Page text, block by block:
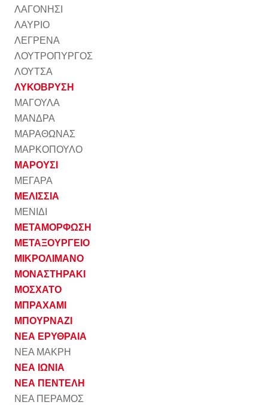
ΛΑΓΟΝΗΣΙ
ΛΑΥΡΙΟ
ΛΕΓΡΕΝΑ
ΛΟΥΤΡΟΠΥΡΓΟΣ
ΛΟΥΤΣΑ
ΛΥΚΟΒΡΥΣΗ
ΜΑΓΟΥΛΑ
ΜΑΝΔΡΑ
ΜΑΡΑΘΩΝΑΣ
ΜΑΡΚΟΠΟΥΛΟ
ΜΑΡΟΥΣΙ
ΜΕΓΑΡΑ
ΜΕΛΙΣΣΙΑ
ΜΕΝΙΔΙ
ΜΕΤΑΜΟΡΦΩΣΗ
ΜΕΤΑΞΟΥΡΓΕΙΟ
ΜΙΚΡΟΛΙΜΑΝΟ
ΜΟΝΑΣΤΗΡΑΚΙ
ΜΟΣΧΑΤΟ
ΜΠΡΑΧΑΜΙ
ΜΠΟΥΡΝΑΖΙ
ΝΕΑ ΕΡΥΘΡΑΙΑ
ΝΕΑ ΜΑΚΡΗ
ΝΕΑ ΙΩΝΙΑ
ΝΕΑ ΠΕΝΤΕΛΗ
ΝΕΑ ΠΕΡΑΜΟΣ